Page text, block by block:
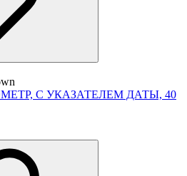
С УКАЗАТЕЛЕМ ДАТЫ, 40